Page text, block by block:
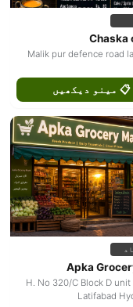
Chaska
📍 Malik pur defence road
📋 مینو دیکھیں
Apka
📍 H. No 320/C Block D
Latifabad